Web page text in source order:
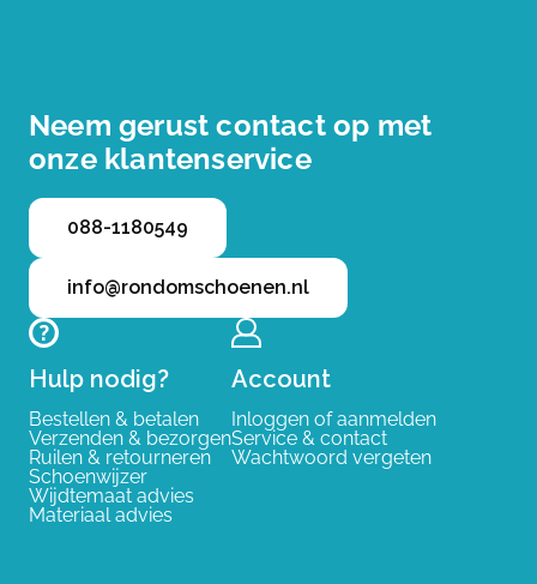
Neem gerust contact op met
onze klantenservice
088-1180549
info@rondomschoenen.nl
Hulp nodig?
Bestellen & betalen
Verzenden & bezorgen
Ruilen & retourneren
Schoenwijzer
Wijdtemaat advies
Materiaal advies
Account
Inloggen of aanmelden
Service & contact
Wachtwoord vergeten